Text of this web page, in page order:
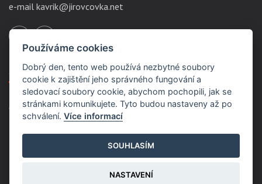
e-mail kavrik@jirovcovka.net
Servisní odkazy
Ochrana osobních údajů
Mapa stránek
Používáme cookies
Dobrý den, tento web používá nezbytné soubory
cookie k zajištění jeho správného fungování a
sledovací soubory cookie, abychom pochopili, jak se
stránkami komunikujete. Tyto budou nastaveny až po
schválení.Více informací
SOUHLASÍM
NASTAVENÍ